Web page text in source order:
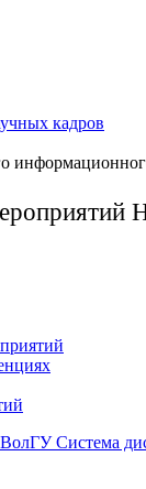
кадров
Система